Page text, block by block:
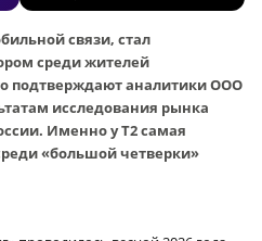
связи, стал
среди жителей
подтверждают аналитики ООО
исследования рынка
Именно у Т2 самая
«большой четверки»